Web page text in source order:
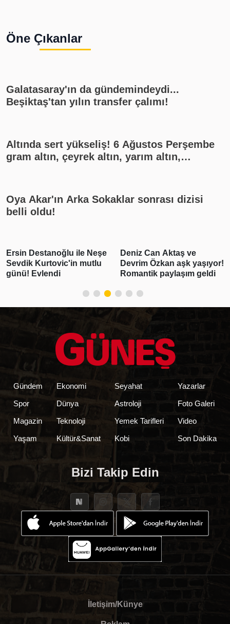
Öne Çıkanlar
Galatasaray'ın da gündemindeydi...
Beşiktaş'tan yılın transfer çalımı!
Altında sert yükseliş! 6 Ağustos Perşembe
gram altın, çeyrek altın, yarım altın,
Oya Akar'ın Arka Sokaklar sonrası dizisi
belli oldu!
Ersin Destanoğlu ile Neşe
Sevdik Kurtovic'in mutlu
günü! Evlendi
Deniz Can Aktaş ve
Devrim Özkan aşk yaşıyor!
Romantik paylaşım geldi
Gündem
Spor
Magazin
Yaşam
Ekonomi
Dünya
Teknoloji
Kültür&Sanat
Seyahat
Astroloji
Yemek Tarifleri
Kobi
Yazarlar
Foto Galeri
Video
Son Dakika
Bizi Takip Edin
İletişim/Künye